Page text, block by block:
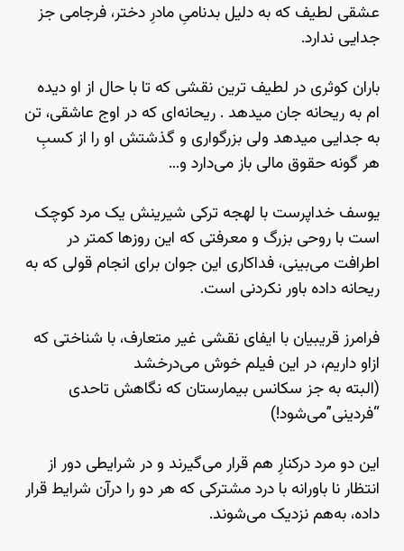
عشقی لطیف که به دلیل بدنامیِ مادرِ دختر، فرجامی جز
جدایی ندارد.
باران کوثری در لطیف ترین نقشی که تا با حال از او دیده
ام به ریحانه جان میدهد . ریحانه‌ای که در اوج عاشقی، تن
به جدایی میدهد ولی بزرگواری و گذشتش او را از کسبِ
هر گونه حقوق مالی باز می‌دارد و…
یوسف خداپرست با لهجه ترکی شیرینش یک مرد کوچک
است با روحی بزرگ و معرفتی که این روزها کمتر در
اطرافت می‌بینی، فداکاری این جوان برای انجام قولی که به
ریحانه داده باور نکردنی است.
فرامرز قریبیان با ایفای نقشی غیر متعارف، با شناختی که
ازاو داریم، در این فیلم خوش می‌درخشد
(البته به جز سکانس بیمارستان که نگاهش تاحدی
“فردینی”می‌شود!)
این دو مرد درکنارِ هم قرار می‌گیرند و در شرایطی دور از
انتظار نا باورانه با درد مشترکی که هر دو را درآن شرایط قرار
داده، به‌هم نزدیک می‌شوند.